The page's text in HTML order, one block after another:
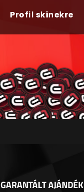
Profil skinekre
GARANTÁLT AJÁNDÉK